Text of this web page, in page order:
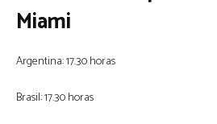
Miami
Argentina: 17.30 horas
Brasil: 17.30 horas